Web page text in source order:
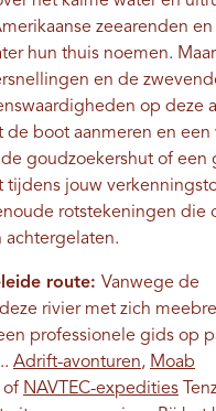
zeearenden
hun thuis noemen.
en de
op deze
de boot aanmeren en
goudzoekershut of een
tijdens jouw
rotstekeningen die
achtergelaten.
route: Vanwege de
rivier met zich
professionele gids op
Adrift-avonturen, Moab
of NAVTEC-expedities